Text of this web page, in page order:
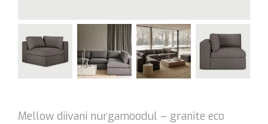
Mellow diivani nurgamoodul – granite eco